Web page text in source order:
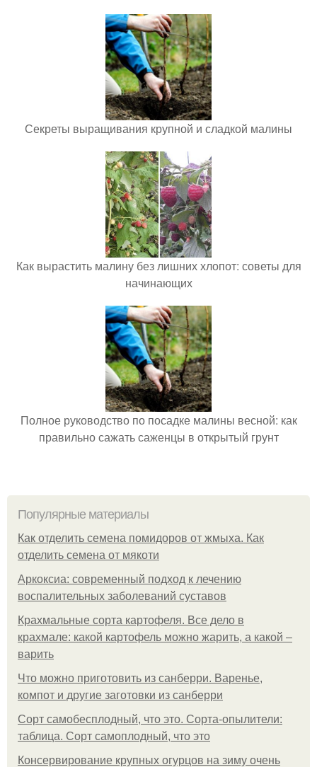
Секреты выращивания крупной и сладкой малины
Как вырастить малину без лишних хлопот: советы для
начинающих
Полное руководство по посадке малины весной: как
правильно сажать саженцы в открытый грунт
Популярные материалы
Как отделить семена помидоров от жмыха. Как
отделить семена от мякоти
Аркоксиа: современный подход к лечению
воспалительных заболеваний суставов
Крахмальные сорта картофеля. Все дело в
крахмале: какой картофель можно жарить, а какой –
варить
Что можно приготовить из санберри. Варенье,
компот и другие заготовки из санберри
Сорт самобесплодный, что это. Сорта-опылители:
таблица. Сорт самоплодный, что это
Консервирование крупных огурцов на зиму очень